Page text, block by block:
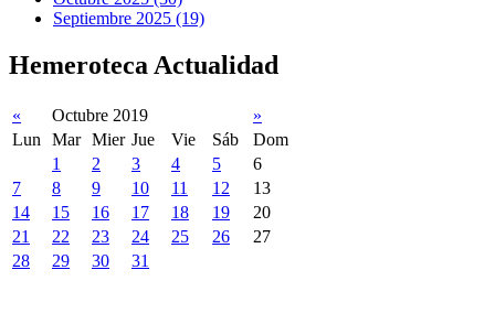
Septiembre 2025 (19)
Hemeroteca Actualidad
« Octubre 2019
»
Lun
Mar Mier Jue Vie Sáb
Dom
1
2 3 4 5
6
7
8 9 10 11 12
13
14
15 16 17 18 19
20
21
22 23 24 25 26
27
28
29 30 31